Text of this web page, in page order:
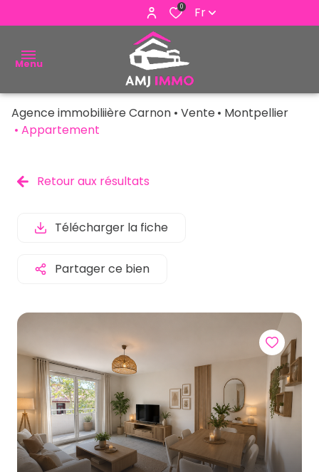
0 Fr
Menu
ACHETER
ESTIMER
ALERTE
E-MAIL
NOUS
Agence immobiliière Carnon Vente
Montpellier
Appartement
Retour aux résultats
Télécharger la fiche
Partager ce bien